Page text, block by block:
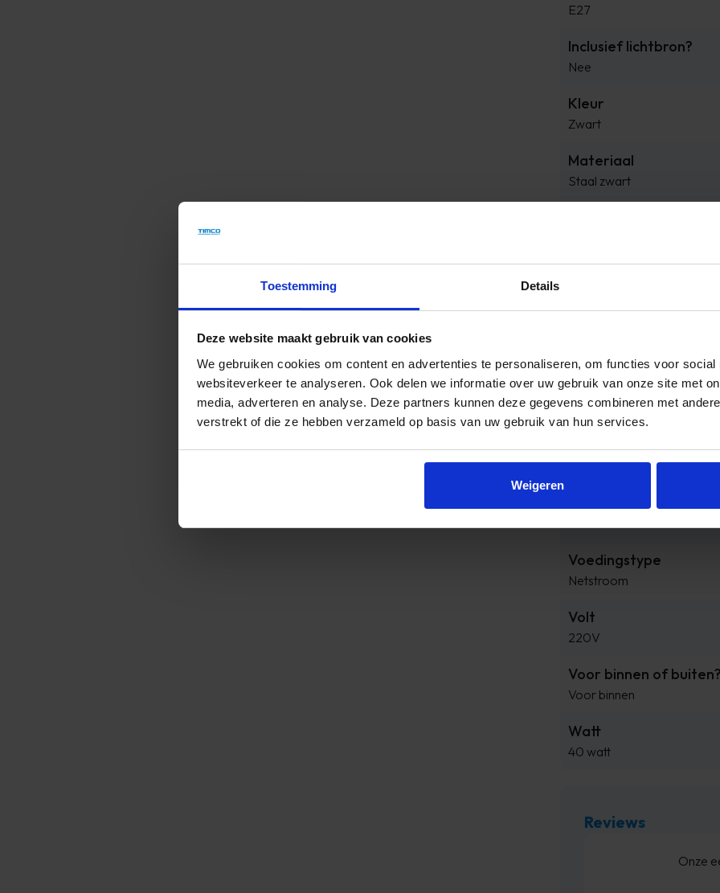
Toestemming Details
Deze website maakt gebruik van cookies
We gebruiken cookies om content en advertenties te personaliseren, om functies voor social
websiteverkeer te analyseren. Ook delen we informatie over uw gebruik van onze site met
media, adverteren en analyse. Deze partners kunnen deze gegevens combineren met
verstrekt of die ze hebben verzameld op basis van uw gebruik van hun services.
Weigeren
E27
Inclusief lichtbron?
Nee
Kleur
Zwart
Materiaal
Staal zwart
Product breedte
30 cm
Product hoogte
30,5 cm
Product Lengte
Voedingstype
Netstroom
Volt
220V
Voor binnen of buiten?
Voor binnen
Watt
40 watt
Reviews
Bed besteld ,en